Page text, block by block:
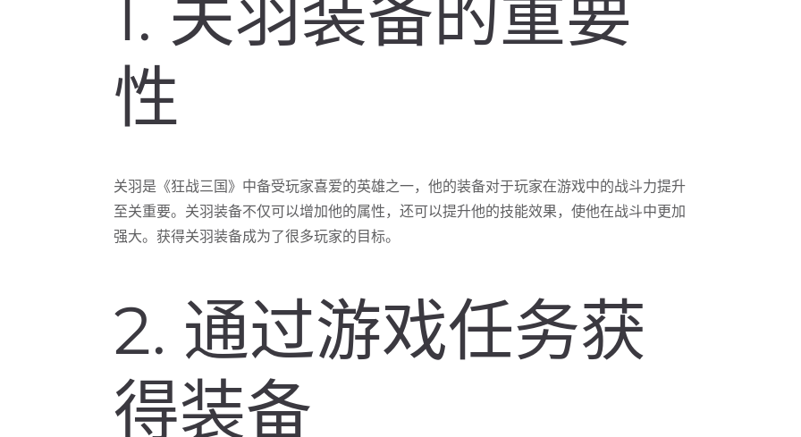
1. 关羽装备的重要
性
关羽是《狂战三国》中备受玩家喜爱的英雄之一，他的装备对于玩家在游戏中的战斗力提升
至关重要。关羽装备不仅可以增加他的属性，还可以提升他的技能效果，使他在战斗中更加
强大。获得关羽装备成为了很多玩家的目标。
2. 通过游戏任务获
得装备